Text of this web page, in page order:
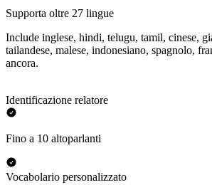
Supporta oltre 27 lingue
Include inglese, hindi, telugu, tamil, cinese,
tailandese, malese, indonesiano, spagnolo,
ancora.
Identificazione relatore
Fino a 10 altoparlanti
Vocabolario personalizzato